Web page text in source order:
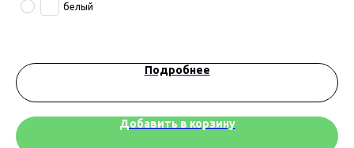
белый
Подробнее
Добавить в корзину